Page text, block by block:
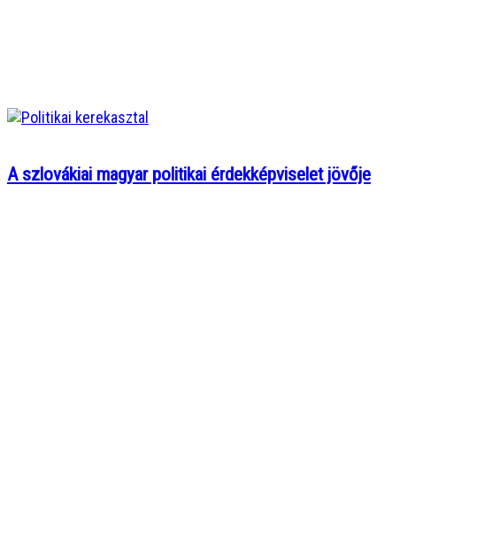
A szlovákiai magyar politikai érdekképviselet jövője